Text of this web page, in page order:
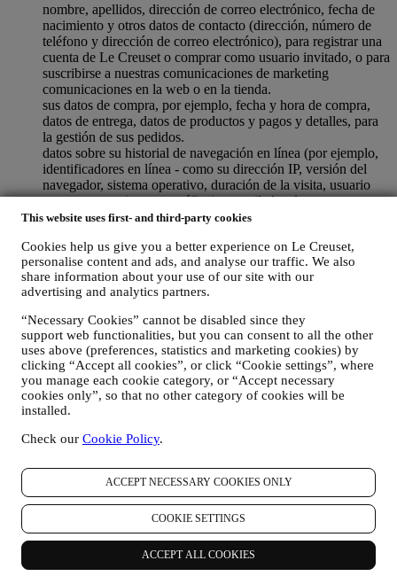
This website uses first- and third-party cookies
Cookies help us give you a better experience on Le Creuset,
personalise content and ads, and analyse our traffic. We also
share information about your use of our site with our
advertising and analytics partners.
“Necessary Cookies” cannot be disabled since they
support web functionalities, but you can consent to all the other
uses above (preferences, statistics and marketing cookies) by
clicking “Accept all cookies”, or click “Cookie settings”, where
you manage each cookie category, or “Accept necessary
cookies only”, so that no other category of cookies will be
installed.
Check our Cookie Policy.
ACCEPT NECESSARY COOKIES ONLY
COOKIE SETTINGS
ACCEPT ALL COOKIES
nombre, apellidos, dirección de correo electrónico, fecha de
nacimiento y otros datos de contacto (dirección, número de
teléfono y dirección de correo electrónico), para registrar una
cuenta de Le Creuset o comprar como usuario invitado, o para
suscribirse a nuestras comunicaciones de marketing
comunicaciones en la web o en la tienda.
sus datos de compra, por ejemplo, fecha y hora de compra,
datos de entrega, datos de productos y pagos y detalles, para
la gestión de sus pedidos.
datos sobre su historial de navegación en línea (por ejemplo,
identificadores en línea - como su dirección IP, versión del
navegador, sistema operativo, duración de la visita, usuario
que regresa, origen geográfico), recopilados durante sus
visitas al Sitio Web (ya sea que sea usuario registrado o no),
como "cookies" y otras tecnologías similares (incluidos los
píxeles de seguimiento en los correos electrónicos), para
mejorar nuestros servicios y anuncios, o para nuestro análisis
estadístico - en la mayoría de los casos no podremos
identificarlo a través de esta información técnica. Para obtener
información sobre la recopilación de datos a través de
cookies, consulte nuestra Política de Cookiesaquí).
sus comentarios, solicitudes, quejas, preguntas o interacciones
con nosotros (por ejemplo, sus mensajes, chats, publicaciones
en redes sociales, correos electrónicos o llamadas telefónicas).
web o proporciona información de identificación personal, están
en el párrafo 8) a continuación.
2. ¿QUIEN RECOPILA SU INFORMACION?
El responsable del tratamiento de datos de los servicios de comercio
electrónico ofrecidos a través del Sitio Web es Le Creuset SL con
domicilio social en Paseo de Gracia 9, 2º - 08007 – Barcelona.
Si consientes recibir comunicaciones de marketing de nuestra parte,
pasarás a formar parte de la base de datos de consumidores del